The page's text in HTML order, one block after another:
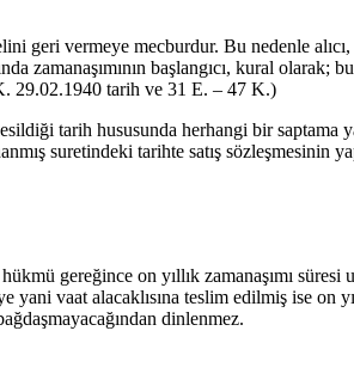
geri vermeye mecburdur. Bu nedenle alıcı,
zamanaşımının başlangıcı, kural olarak;
29.02.1940 tarih ve 31 E. – 47 K.)
tarih hususunda herhangi bir saptama
suretindeki tarihte satış sözleşmesinin
gereğince on yıllık zamanaşımı süresi
vaat alacaklısına teslim edilmiş ise on
dinlenmez.